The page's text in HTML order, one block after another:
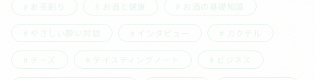
お茶割り お酒と健康 お酒の基礎知識
やさしい酔い対談 インタビュー カクテル
チーズ テイスティングノート ビジネス